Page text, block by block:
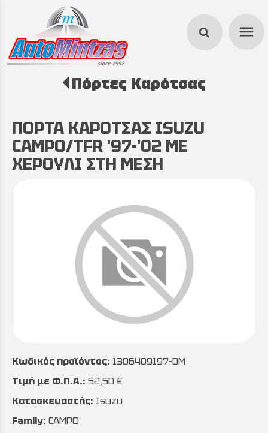
menu
Πόρτες Καρότσας
ΠΟΡΤΑ ΚΑΡΟΤΣΑΣ ISUZU
CAMPO/TFR '97-'02 ΜΕ
ΧΕΡΟΥΛΙ ΣΤΗ ΜΕΣΗ
Κωδικός προϊόντος: 1306409197-DM
Τιμή με Φ.Π.Α.: 52,50 €
Κατασκευαστής: Isuzu
Family: CAMPO